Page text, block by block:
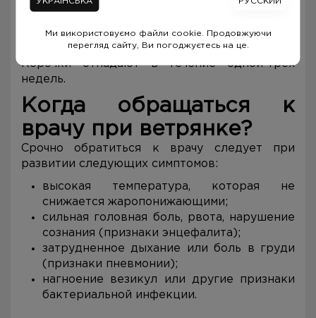
общим недомоганием и лихорадкой.
Корочки отпадают в течение одной-трех
недель.
Когда обращаться к
врачу при ветрянке?
Срочно обратиться к врачу следует при
развитии следующих симптомов:
высокая температура, которая не
снижается жаропонижающими;
сильная головная боль, рвота, нарушение
сознания (признаки энцефалита);
затрудненное дыхание или боль в груди
(признаки пневмонии);
нагноение везикул или другие признаки
бактериальной инфекции.
Ми використовуємо файли cookie. Продовжуючи
перегляд сайту, Ви погоджуєтесь на це.